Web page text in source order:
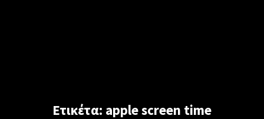
Ετικέτα: apple screen time